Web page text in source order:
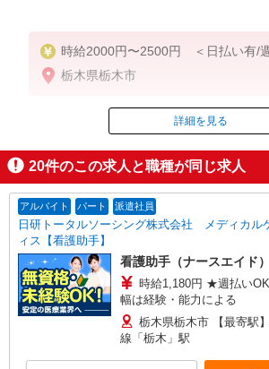
時給2000円〜2500円 ＜日払い有/週
全支給(ガソリン代含む)＞
栃木県栃木市
掲載期間終了
詳細を見る
20件のこの求人と職種が同じ求人
アルバイト パート 派遣社員
日研トータルソーシング株式会社 メディカル
ィス【看護助手】
看護助手（ナースエイド）
時給1,180円 ★週払いOK（
幅は経験・能力による
栃木県栃木市 【最寄駅
線「栃木」駅